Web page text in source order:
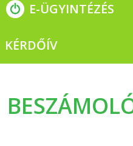
E-ÜGYINTÉZÉS
KÉRDŐÍV